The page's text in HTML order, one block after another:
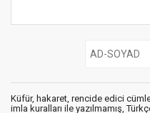
Küfür, hakaret, rencide edici
imla kuralları ile yazılmamış,